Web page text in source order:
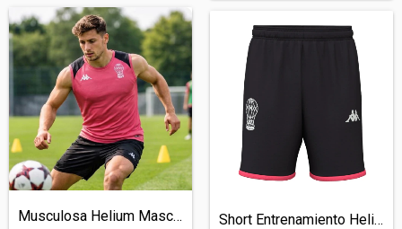
Musculosa Helium Masco Pro Fucsia/Gris Short Entrenamiento Helium Mixiozip Pro